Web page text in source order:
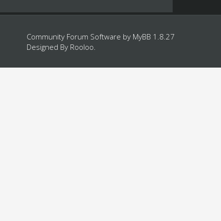
Community Forum Software by MyBB 1.8.27
Designed By Rooloo.